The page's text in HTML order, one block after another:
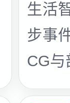
生活
步事
CG与